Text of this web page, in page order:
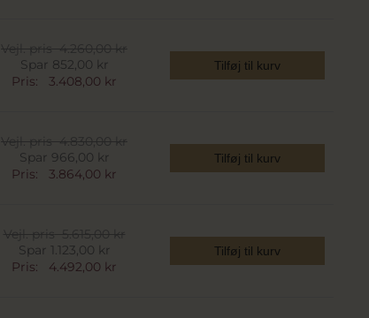
Vejl. pris4.260,00 kr
Spar 852,00 kr
Pris:
3.408,00 kr
Tilføj til kurv
Vejl. pris4.830,00 kr
Spar 966,00 kr
Pris:
3.864,00 kr
Tilføj til kurv
Vejl. pris5.615,00 kr
Spar 1.123,00 kr
Pris:
4.492,00 kr
Tilføj til kurv